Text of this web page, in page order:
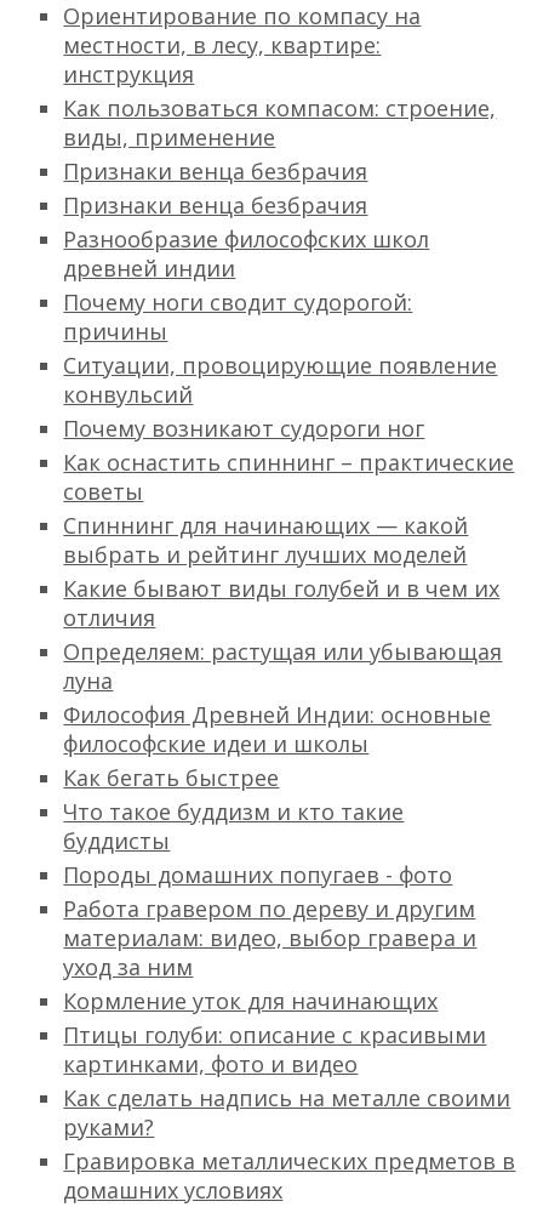
Ориентирование по компасу на
местности, в лесу, квартире:
инструкция
Как пользоваться компасом: строение,
виды, применение
Признаки венца безбрачия
Признаки венца безбрачия
Разнообразие философских школ
древней индии
Почему ноги сводит судорогой:
причины
Ситуации, провоцирующие появление
конвульсий
Почему возникают судороги ног
Как оснастить спиннинг – практические
советы
Спиннинг для начинающих — какой
выбрать и рейтинг лучших моделей
Какие бывают виды голубей и в чем их
отличия
Определяем: растущая или убывающая
луна
Философия Древней Индии: основные
философские идеи и школы
Как бегать быстрее
Что такое буддизм и кто такие
буддисты
Породы домашних попугаев - фото
Работа гравером по дереву и другим
материалам: видео, выбор гравера и
уход за ним
Кормление уток для начинающих
Птицы голуби: описание с красивыми
картинками, фото и видео
Как сделать надпись на металле своими
руками?
Гравировка металлических предметов в
домашних условиях